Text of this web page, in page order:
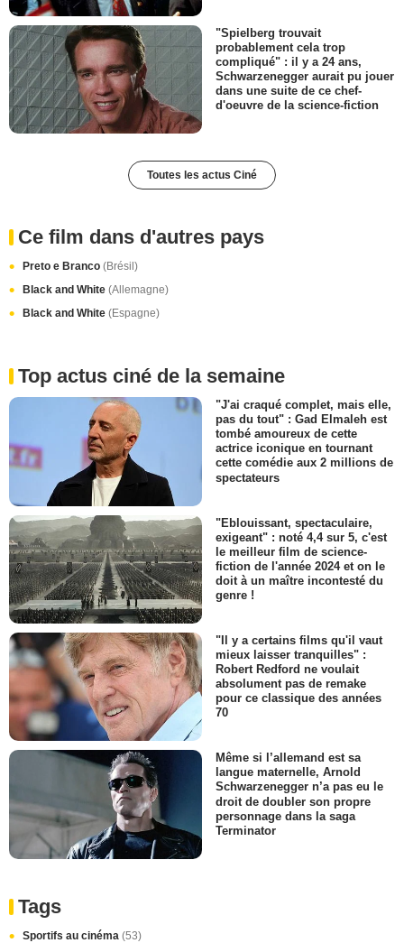
"Spielberg trouvait
probablement cela trop
compliqué" : il y a 24 ans,
Schwarzenegger aurait pu jouer
dans une suite de ce chef-
d'oeuvre de la science-fiction
Toutes les actus Ciné
Ce film dans d'autres pays
Preto e Branco (Brésil)
Black and White (Allemagne)
Black and White (Espagne)
Top actus ciné de la semaine
"J'ai craqué complet, mais elle,
pas du tout" : Gad Elmaleh est
tombé amoureux de cette
actrice iconique en tournant
cette comédie aux 2 millions de
spectateurs
"Eblouissant, spectaculaire,
exigeant" : noté 4,4 sur 5, c'est
le meilleur film de science-
fiction de l'année 2024 et on le
doit à un maître incontesté du
genre !
"Il y a certains films qu'il vaut
mieux laisser tranquilles" :
Robert Redford ne voulait
absolument pas de remake
pour ce classique des années
70
Même si l’allemand est sa
langue maternelle, Arnold
Schwarzenegger n’a pas eu le
droit de doubler son propre
personnage dans la saga
Terminator
Tags
Sportifs au cinéma (53)